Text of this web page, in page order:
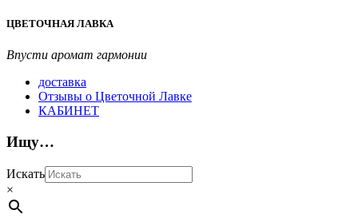
Перейти
содержимому
ЦВЕТОЧНАЯ ЛАВКА
Впусти аромат гармонии
доставка
Отзывы о Цветочной Лавке
КАБИНЕТ
Ищу…
Искать
×